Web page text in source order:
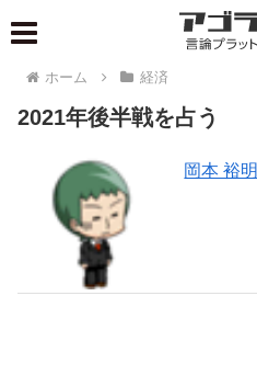
ホーム 経済
2021年後半戦を占う
岡本 裕明